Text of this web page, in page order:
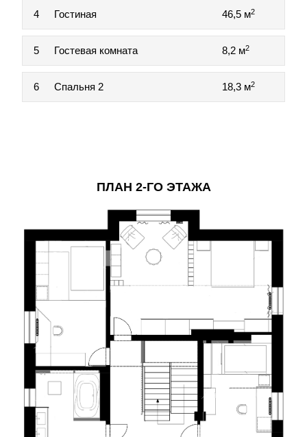
4 Гостиная 46,5 м2
5 Гостевая комната 8,2 м2
6 Спальня 2 18,3 м2
ПЛАН 2-ГО ЭТАЖА